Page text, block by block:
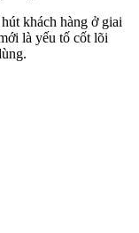
khách hàng ở giai
là yếu tố cốt lõi